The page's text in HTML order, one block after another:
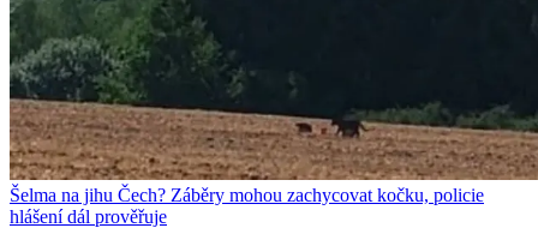
Šelma na jihu Čech? Záběry mohou zachycovat kočku, policie
hlášení dál prověřuje